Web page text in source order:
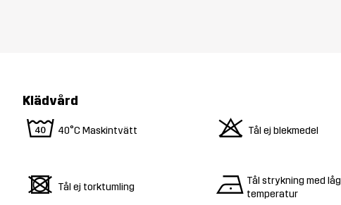
Klädvård
8 40°C Maskintvätt o Tål ej blekmedel
d Tål ej torktumling n Tål strykning med låg
temperatur